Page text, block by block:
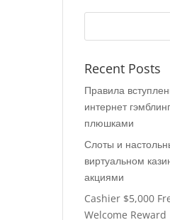
Recent Posts
Правила
интернет
плюшками
Слоты и
виртуальном
акциями
Cashier $5,000
Welcome Reward